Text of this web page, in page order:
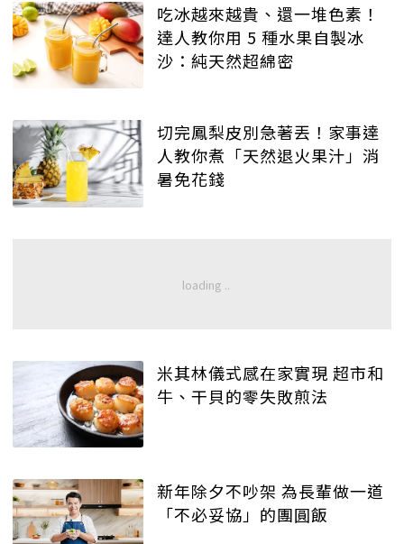
吃冰越來越貴、還一堆色素！
達人教你用 5 種水果自製冰
沙：純天然超綿密
切完鳳梨皮別急著丟！家事達
人教你煮「天然退火果汁」消
暑免花錢
米其林儀式感在家實現 超市和
牛、干貝的零失敗煎法
新年除夕不吵架 為長輩做一道
「不必妥協」的團圓飯